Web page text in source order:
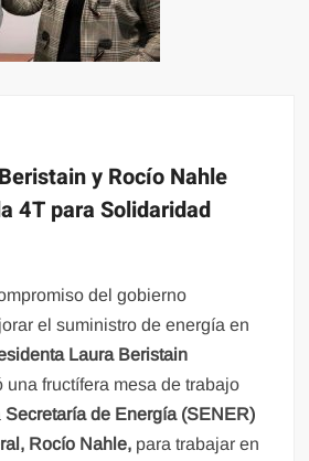
y Rocío Nahle
4T para Solidaridad
del gobierno
el suministro de energía en
Laura Beristain
una fructífera mesa de trabajo
Secretaría de Energía (SENER)
Rocío Nahle, para trabajar en